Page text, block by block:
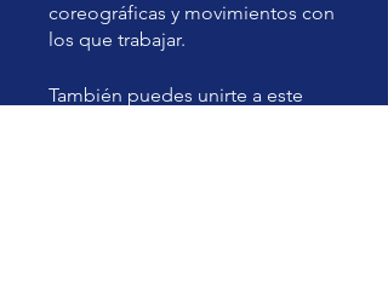
coreográficas y movimientos con
los que trabajar.
También puedes unirte a este